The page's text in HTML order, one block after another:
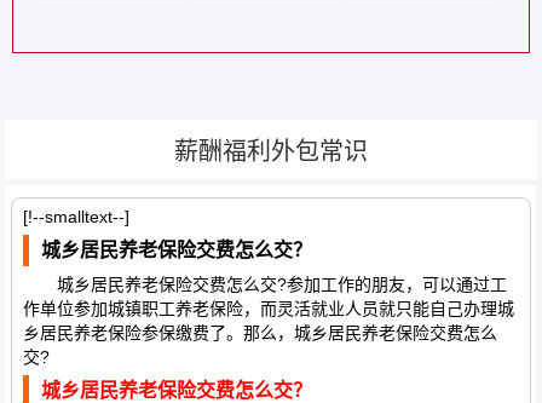
薪酬福利外包常识
[!--smalltext--]
城乡居民养老保险交费怎么交？
城乡居民养老保险交费怎么交?参加工作的朋友，可以通过工
作单位参加城镇职工养老保险，而灵活就业人员就只能自己办理城
乡居民养老保险参保缴费了。那么，城乡居民养老保险交费怎么
交?
城乡居民养老保险交费怎么交？